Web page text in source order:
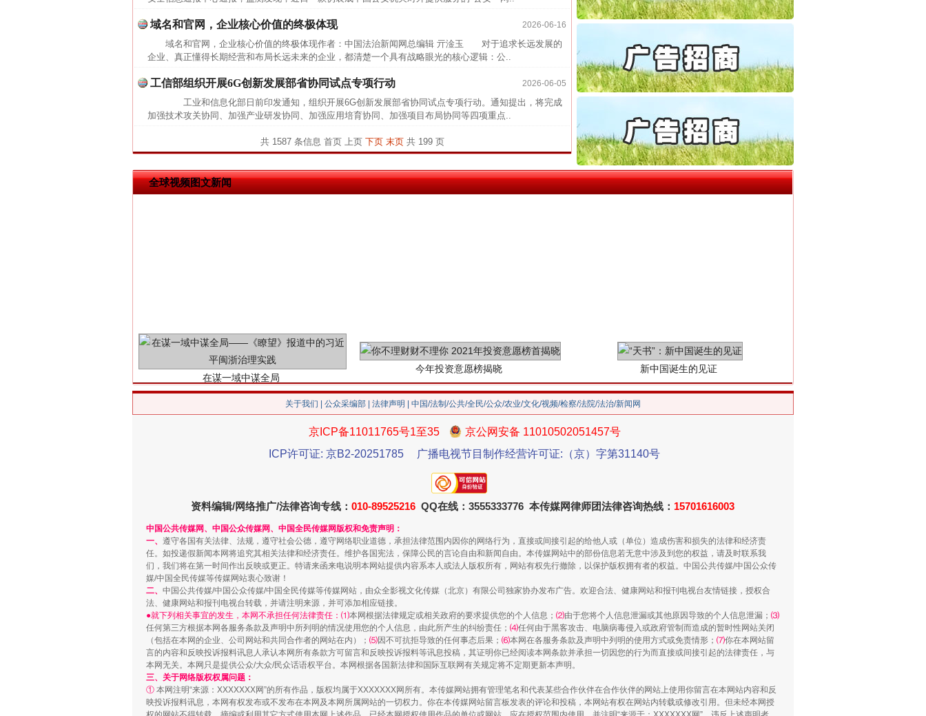
2026-06-16
域名和官网，企业核心价值的终极体现
域名和官网，企业核心价值的终极体现作者：中国法治新闻网总编辑 亓淦玉 对于追求长远发展的
企业、真正懂得长期经营和布局长远未来的企业，都清楚一个具有战略眼光的核心逻辑：公..
2026-06-05
工信部组织开展6G创新发展部省协同试点专项行动
工业和信息化部日前印发通知，组织开展6G创新发展部省协同试点专项行动。通知提出，将完成
加强技术攻关协同、加强产业研发协同、加强应用培育协同、加强项目布局协同等四项重点..
共 1587 条信息 首页 上页 下页 末页共 199 页
四川省公安厅征集新型黑恶违法..
中方对6家美国实体采取反制措..
中国发起首例对外贸易国家安全..
官方通报西安赛格商场坠亡事件
最高检抗诉的疑难复杂刑事案件
事故致5死1伤，四川省安委会挂..
全球视频图文新闻
法官巧妙执行解纠纷
习近平的博鳌关键词
魏明亮严重违纪违法案透视
千亩耕地变“别墅”
“刷贴”乱象丛生
关于我们 公众采编部 法律声明 | 中国/法制/公共/全民/公众/农业/文化/视频/检察/法院/法治/新闻网
京ICP备11011765号1至35
京公网安备 11010502051457号
ICP许可证: 京B2-20251785
广播电视节目制作经营许可证:（京）字第31140号
资料编辑/网络推广/法律咨询专线： 010-89525216 QQ在线：3555333776 本传媒网律师团法律咨询热线： 15701616003
中国公共传媒网、中国公众传媒网、中国全民传媒网版权和免责声明：
一、 遵守各国有关法律、法规，遵守社会公德，遵守网络职业道德，承担法律范围内因你的网络行为，直接或间接引起的给他人或（单位）造成伤害和损失的法律和经济责
任。如投递假新闻本网将追究其相关法律和经济责任。维护各国宪法，保障公民的言论自由和新闻自由。本传媒网站中的部份信息若无意中涉及到您的权益，请及时联系我
们，我们将在第一时间作出反映或更正。特请来函来电说明本网站提供内容系本人或法人版权所有，网站有权先行撤除，以保护版权拥有者的权益。中国公共传媒/中国公众传
媒/中国全民传媒等传媒网站衷心致谢！
二、 中国公共传媒/中国公众传媒/中国全民传媒等传媒网站，由众全影视文化传媒（北京）有限公司独家协办发布广告。欢迎合法、健康网站和报刊电视台友情链接，授权合
法、健康网站和报刊电视台转载，并请注明来源，并可添加相应链接。
●就下列相关事宜的发生，本网不承担任何法律责任：⑴本网根据法律规定或相关政府的要求提供您的个人信息； ⑵由于您将个人信息泄漏或其他原因导致的个人信息泄漏； ⑶
任何第三方根据本网各服务条款及声明中所列明的情况使用您的个人信息，由此所产生的纠纷责任； ⑷任何由于黑客攻击、电脑病毒侵入或政府管制而造成的暂时性网站关闭
（包括在本网的企业、公司网站和共同合作者的网站在内）； ⑸因不可抗拒导致的任何事态后果； ⑹本网在各服务条款及声明中列明的使用方式或免责情形； ⑺你在本网站留
言的内容和反映投诉报料讯息人承认本网所有条款方可留言和反映投诉报料等讯息投稿，其证明你已经阅读本网条款并承担一切因您的行为而直接或间接引起的法律责任，与
本网无关。本网只是提供公众/大众/民众话语权平台。本网根据各国新法律和国际互联网有关规定将不定期更新本声明。
三、关于网络版权权属问题：
① 本网注明“来源：XXXXXXX网”的所有作品，版权均属于XXXXXXX网所有。本传媒网站拥有管理笔名和代表某些合作伙伴在合作伙伴的网站上使用你留言在本网站内容和反
映投诉报料讯息，本网有权发布或不发布在本网及本网所属网站的一切权力。你在本传媒网站留言板发表的评论和投稿，本网站有权在网站内转载或修改引用。但未经本网授